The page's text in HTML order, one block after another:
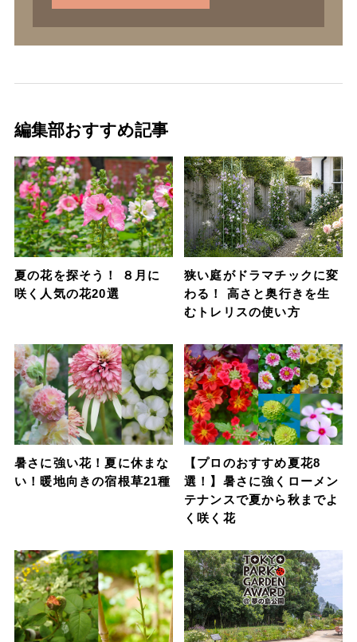
編集部おすすめ記事
夏の花を探そう！ ８月に
咲く人気の花20選
狭い庭がドラマチックに変
わる！ 高さと奥行きを生
むトレリスの使い方
暑さに強い花！夏に休まな
い！暖地向きの宿根草21種
【プロのおすすめ夏花8
選！】暑さに強くローメン
テナンスで夏から秋までよ
く咲く花